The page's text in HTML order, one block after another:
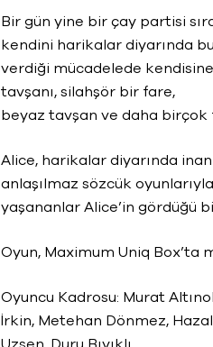
Bir gün yine bir çay partisi
kendini harikalar diyarında
verdiği mücadelede
tavşanı, silahşör bir fare,
beyaz tavşan ve daha
Alice, harikalar diyarında
anlaşılmaz sözcük
yaşananlar Alice’in gördüğü
Oyun, Maximum Uniq Box’ta
Oyuncu Kadrosu: Murat
İrkin, Metehan Dönmez,